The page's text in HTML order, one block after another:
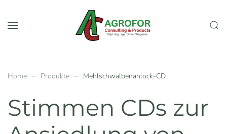
Zum Hauptinhalt springen
Home Produkte Mehlschwalbenanlock-CD
Stimmen CDs zur